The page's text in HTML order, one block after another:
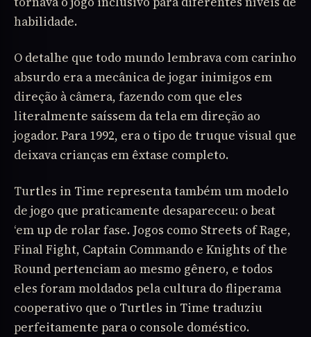
habilidade.
O detalhe que todo mundo lembrava com carinho
absurdo era a mecânica de jogar inimigos em
direção à câmera, fazendo com que eles
literalmente saíssem da tela em direção ao
jogador. Para 1992, era o tipo de truque visual que
deixava crianças em êxtase completo.
Turtles in Time representa também um modelo
de jogo que praticamente desapareceu: o beat
‘em up de rolar fase. Jogos como Streets of Rage,
Final Fight, Captain Commando e Knights of the
Round pertenciam ao mesmo gênero, e todos
eles foram moldados pela cultura do fliperama
cooperativo que o Turtles in Time traduziu
perfeitamente para o console doméstico.